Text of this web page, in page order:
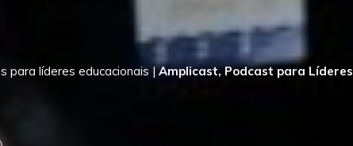
para líderes educacionais |Amplicast, Podcast para Líderes